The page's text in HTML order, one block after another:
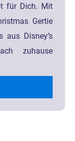
für Dich. Mit
Gertie
aus Disney’s
zuhause